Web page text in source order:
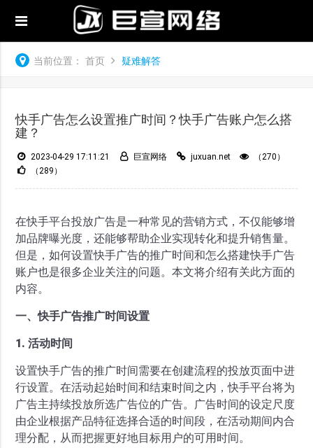
当前位置： 首页 疑难解答
快手广告怎么设置推广时间？快手广告账户怎么搭
建？
2023-04-29 17:11:21 巨宣网络 juxuan.net
（270）
（289）
在快手平台投放广告是一种常见的营销方式，不仅能够增
加品牌曝光度，还能够帮助企业实现转化和提升销售量。
但是，如何设置快手广告的推广时间和怎么搭建快手广告
账户也是很多企业关注的问题。本文将介绍有关此方面的
内容。
一、快手广告推广时间设置
1. 活动时间
设置快手广告的推广时间需要在创建流程的投放页面中进
行设置。在活动起始时间和结束时间之内，快手平台将为
广告主持续投放所选广告位的广告。广告时间的设定尺度
由企业根据产品特征选择合适的时间段，在活动期间内合
理分配，从而把握更好地目标用户的可用时间。